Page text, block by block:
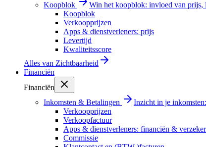
Koopblok
Win het koopblok: invloed van prijs,
Koopblok
Verkoopprijzen
Apps & dienstverleners: prijs
Levertijd
Kwaliteitsscore
Alles van Zichtbaarheid
Financiën
Financiën
Inkomsten & Betalingen
Inzicht in je
Verkoopprijzen
Verkoopfactuur
Apps & dienstverleners: financiën &
Commissie